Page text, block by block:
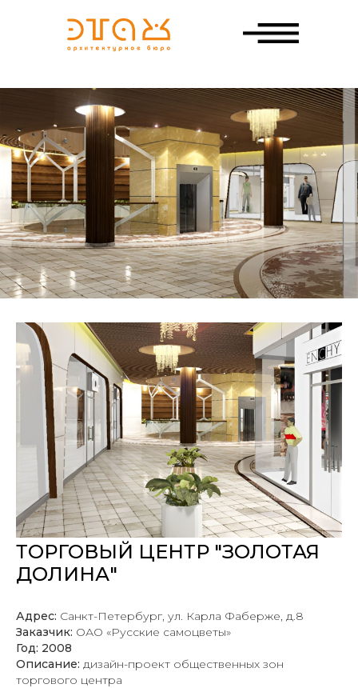
ТОРГОВЫЙ ЦЕНТР "ЗОЛОТАЯ
ДОЛИНА"
Адрес: Санкт-Петербург, ул. Карла Фаберже, д.8
Заказчик: ОАО «Русские самоцветы»
Год: 2008
Описание: дизайн-проект общественных зон
торгового центра